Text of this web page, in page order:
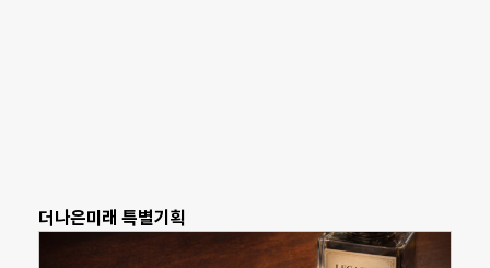
더나은미래 특별기획